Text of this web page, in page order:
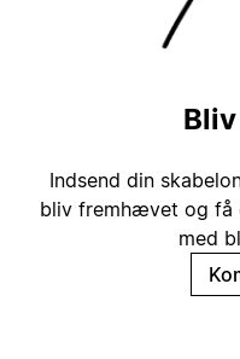
Indsend din
bliv fremhævet og få
med